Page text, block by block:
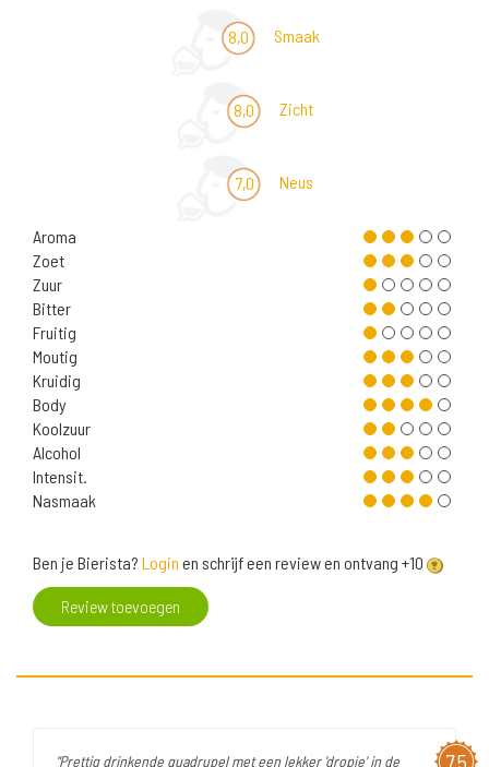
8,0 Smaak
8,0 Zicht
7,0 Neus
Aroma
Zoet
Zuur
Bitter
Fruitig
Moutig
Kruidig
Body
Koolzuur
Alcohol
Intensit.
Nasmaak
Ben je Bierista? Login en schrijf een review en ontvang +10
Review toevoegen
7,5
"Prettig drinkende quadrupel met een lekker 'dropje' in de